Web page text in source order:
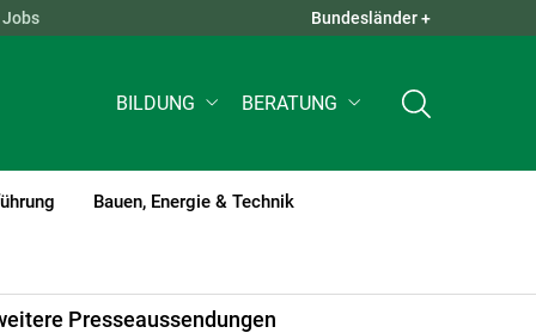
QUICK LINKS +
Jobs Bundesländer +
BILDUNG BERATUNG
Bauen, Energie & Technik
Presseaussendungen